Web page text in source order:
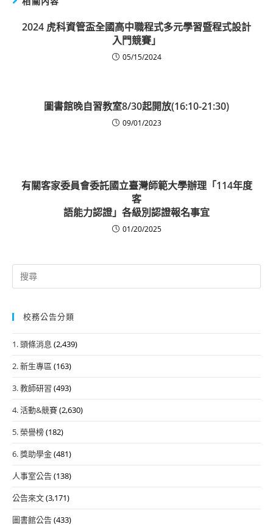
2024 虎科資管盃全國高中職程式多元學習暨程式設計
入門競賽」
05/15/2024
圖書館晚自習教室8/30起開放(16:10-21:30)
09/01/2023
有關客家委員會委託國立臺灣師範大學辦理「114年度
客
語能力認證」各級別認證報名事宜
01/20/2025
Search
for:
校務公告分類
1. 頭條消息 (2,439)
2. 新生專區 (163)
3. 教師研習 (493)
4. 活動&競賽(2,630)
5. 榮譽榜(182)
6. 獎助學金(481)
人事室公告(138)
公告來文(3,171)
圖書館公告(433)